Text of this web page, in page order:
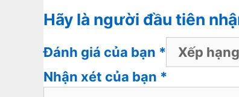
Hãy là người đầu tiên
Đánh giá của bạn *
Nhận xét của bạn *